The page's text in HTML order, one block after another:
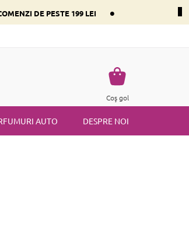
DE PESTE 199 LEI •
Coş
de
Coş gol
AUTO DESPRE NOI